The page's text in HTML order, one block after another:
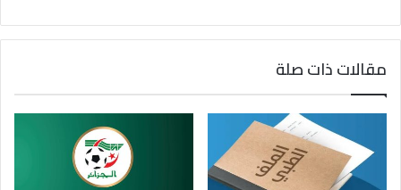
مقالات ذات صلة